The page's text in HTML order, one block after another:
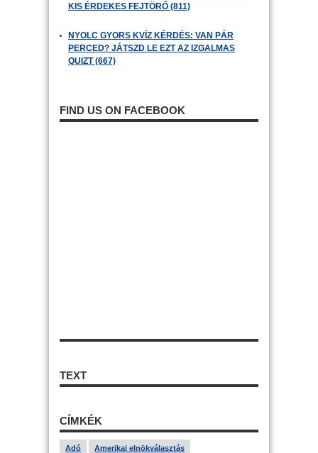
KIS ÉRDEKES FEJTÖRŐ (811)
NYOLC GYORS KVÍZ KÉRDÉS: VAN PÁR
PERCED? JÁTSZD LE EZT AZ IZGALMAS
QUIZT (667)
FIND US ON FACEBOOK
TEXT
CÍMKÉK
Adó Amerikai elnökválasztás